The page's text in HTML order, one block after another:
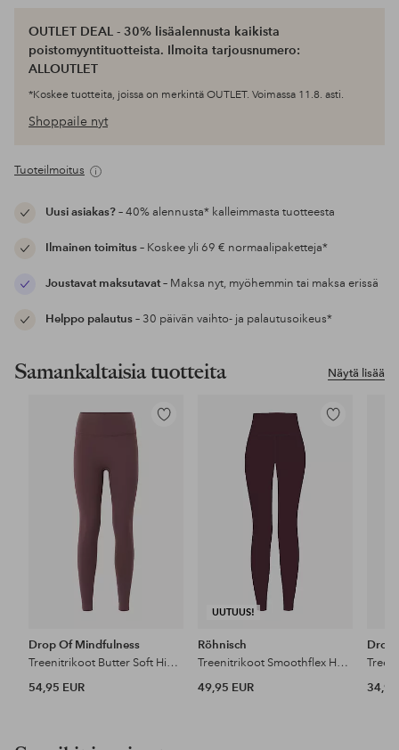
OUTLET DEAL - 30% lisäalennusta kaikista
poistomyyntituotteista. Ilmoita tarjousnumero:
ALLOUTLET
*Koskee tuotteita, joissa on merkintä OUTLET. Voimassa 11.8. asti.
Shoppaile nyt
Tuoteilmoitus
Uusi asiakas?– 40% alennusta* kalleimmasta tuotteesta
Ilmainen toimitus– Koskee yli 69 € normaalipaketteja*
Joustavat maksutavat– Maksa nyt, myöhemmin tai maksa erissä
Helppo palautus– 30 päivän vaihto- ja palautusoikeus*
Näytä lisää
Samankaltaisia tuotteita
Lisää
Drop Of Mindfulness
Treenitrikoot Butter Soft High Waist
54,95 EUR
UUTUUS!
Lisää
Röhnisch
Treenitrikoot Smoothflex HW Tights
49,95 EUR
Drop
34,95